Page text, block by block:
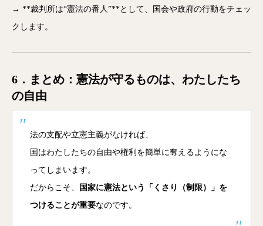
→ **裁判所は“憲法の番人”**として、国会や政府の行動をチェッ
クします。
6．まとめ：憲法が守るものは、わたしたち
の自由
法の支配や立憲主義がなければ、
国はわたしたちの自由や権利を簡単に奪えるようにな
ってしまいます。
だからこそ、
国家に憲法という「くさり（制限）」を
つけることが重要なのです。